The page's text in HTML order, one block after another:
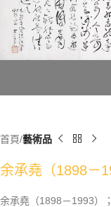
首頁 藝術品
余承堯（1898－
余承堯（1898－1993）